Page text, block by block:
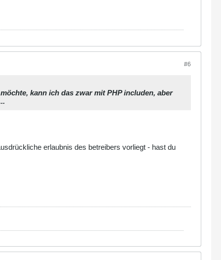
#6
kann ich das zwar mit PHP includen, aber
erlaubnis des betreibers vorliegt - hast du